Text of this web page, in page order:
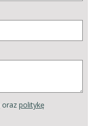
oraz politykę